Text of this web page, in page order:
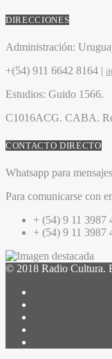
DIRECCIONES
Administración:
+(54) 911 6642 8164 |
Estudios: Guido 1566.
C1016ACG. CABA.
CONTACTO DIRECTO
Whatsapp para
Para comunicarse con
+ (54) 9 11 3987
+ (54) 9 11 3987
© 2018 Radio Cultura.